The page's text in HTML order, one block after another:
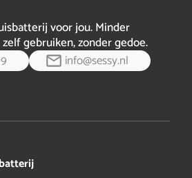
voor jou. Minder
gebruiken, zonder gedoe.
info@sessy.nl